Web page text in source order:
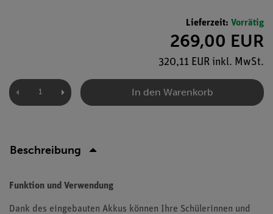
Lieferzeit: Vorrätig
269,00 EUR
320,11 EUR inkl. MwSt.
In den Warenkorb
Beschreibung
Funktion und Verwendung
Dank des eingebauten Akkus können Ihre Schülerinnen und